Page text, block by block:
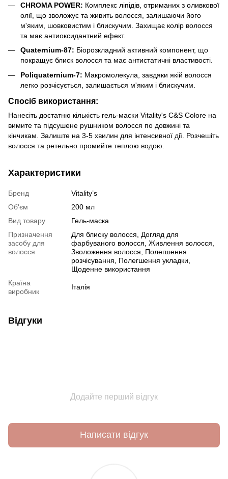
CHROMA POWER: Комплекс ліпідів, отриманих з оливкової
олії, що зволожує та живить волосся, залишаючи його
м'яким, шовковистим і блискучим. Захищає колір волосся
та має антиоксидантний ефект.
Quaternium-87: Біорозкладний активний компонент, що
покращує блиск волосся та має антистатичні властивості.
Poliquaternium-7: Макромолекула, завдяки якій волосся
легко розчісується, залишається м'яким і блискучим.
Спосіб використання:
Нанесіть достатню кількість гель-маски Vitality's C&S Colore на
вимите та підсушене рушником волосся по довжині та
кінчикам. Залиште на 3-5 хвилин для інтенсивної дії. Розчешіть
волосся та ретельно промийте теплою водою.
Характеристики
Бренд
Vitality’s
Об'єм
200 мл
Вид товару
Гель-маска
Призначення
засобу для
волосся
Для блиску волосся, Догляд для
фарбуваного волосся, Живлення волосся,
Зволоження волосся, Полегшення
розчісування, Полегшення укладки,
Щоденне використання
Країна
виробник
Італія
Відгуки
Додайте перший відгук
Написати відгук